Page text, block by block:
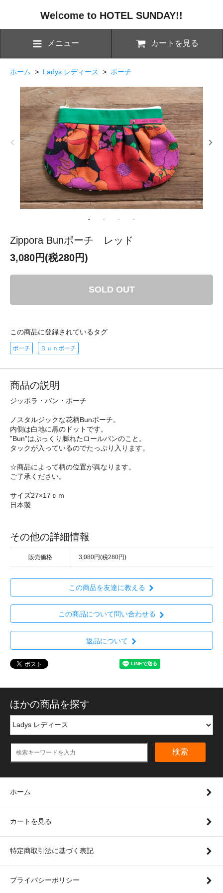
Welcome to HOTEL SUNDAY!!
メニュー カートを見る
ホーム > Ladys レディース > ポーチ
Zippora Bunポーチ レッド
3,080円(税280円)
SOLD OUT
この商品に登録されているタグ
ポーチ Ｂｕｎポーチ
商品の説明
ジッポラ・バン・ポーチ
ノスタルジックな花柄Bunポーチ。
内側は白地に黒のドットです。
”Bun”はぷっくり膨れたロールパンのこと。
タックが入っているのでたっぷり入ります。
☆商品によって柄の位置が異なります。
ご了承ください。
サイズ27×17ｃｍ
日本製
その他の詳細情報
販売価格 3,080円(税280円)
この商品を友達に教える
この商品について問い合わせる
返品について
ほかの商品を探す
検索
ホーム
カートを見る
特定商取引法に基づく表記
プライバシーポリシー